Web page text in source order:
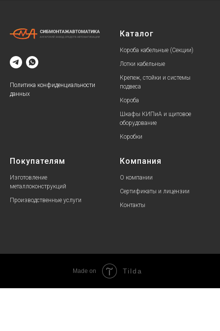
Политика конфиденциальности
данных
Каталог
Короба кабельные (Секции)
Лотки кабельные
Крепеж, стойки и системы
подвеса
Короба
Шкафы КИПиА и щитовое
оборудование
Коробки
Покупателям
Изготовление
металлоконструкций
Производственные услуги
Компания
О компании
Сертификаты и лицензии
Контакты
Made on Tilda